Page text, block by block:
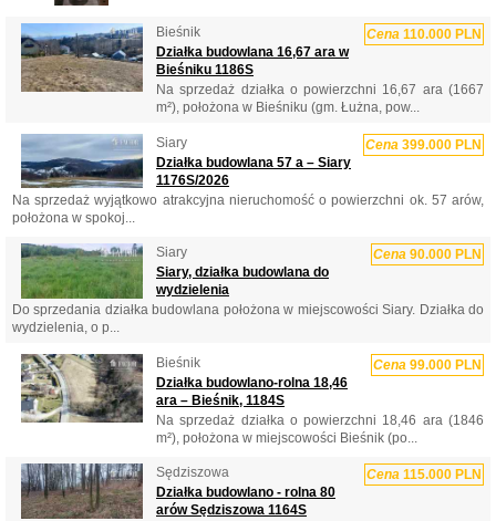
Bieśnik Cena 110.000 PLN
Działka budowlana 16,67 ara w
Bieśniku 1186S
Na sprzedaż działka o powierzchni 16,67 ara (1667
m²), położona w Bieśniku (gm. Łużna, pow...
Siary Cena 399.000 PLN
Działka budowlana 57 a – Siary
1176S/2026
Na sprzedaż wyjątkowo atrakcyjna nieruchomość o powierzchni ok. 57 arów,
położona w spokoj...
Siary Cena 90.000 PLN
Siary, działka budowlana do
wydzielenia
Do sprzedania działka budowlana położona w miejscowości Siary. Działka do
wydzielenia, o p...
Bieśnik Cena 99.000 PLN
Działka budowlano-rolna 18,46
ara – Bieśnik, 1184S
Na sprzedaż działka o powierzchni 18,46 ara (1846
m²), położona w miejscowości Bieśnik (po...
Sędziszowa Cena 115.000 PLN
Działka budowlano - rolna 80
arów Sędziszowa 1164S